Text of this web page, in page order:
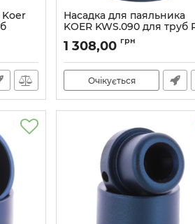
Koer
Насадка для паяльника
KOER KWS.090 для труб
Артикул: KA0018
1 308,00 грн
Очікується